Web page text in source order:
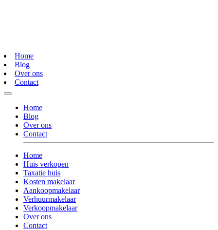
Home
Blog
Over ons
Contact
Home
Blog
Over ons
Contact
Home
Huis verkopen
Taxatie huis
Kosten makelaar
Aankoopmakelaar
Verhuurmakelaar
Verkoopmakelaar
Over ons
Contact